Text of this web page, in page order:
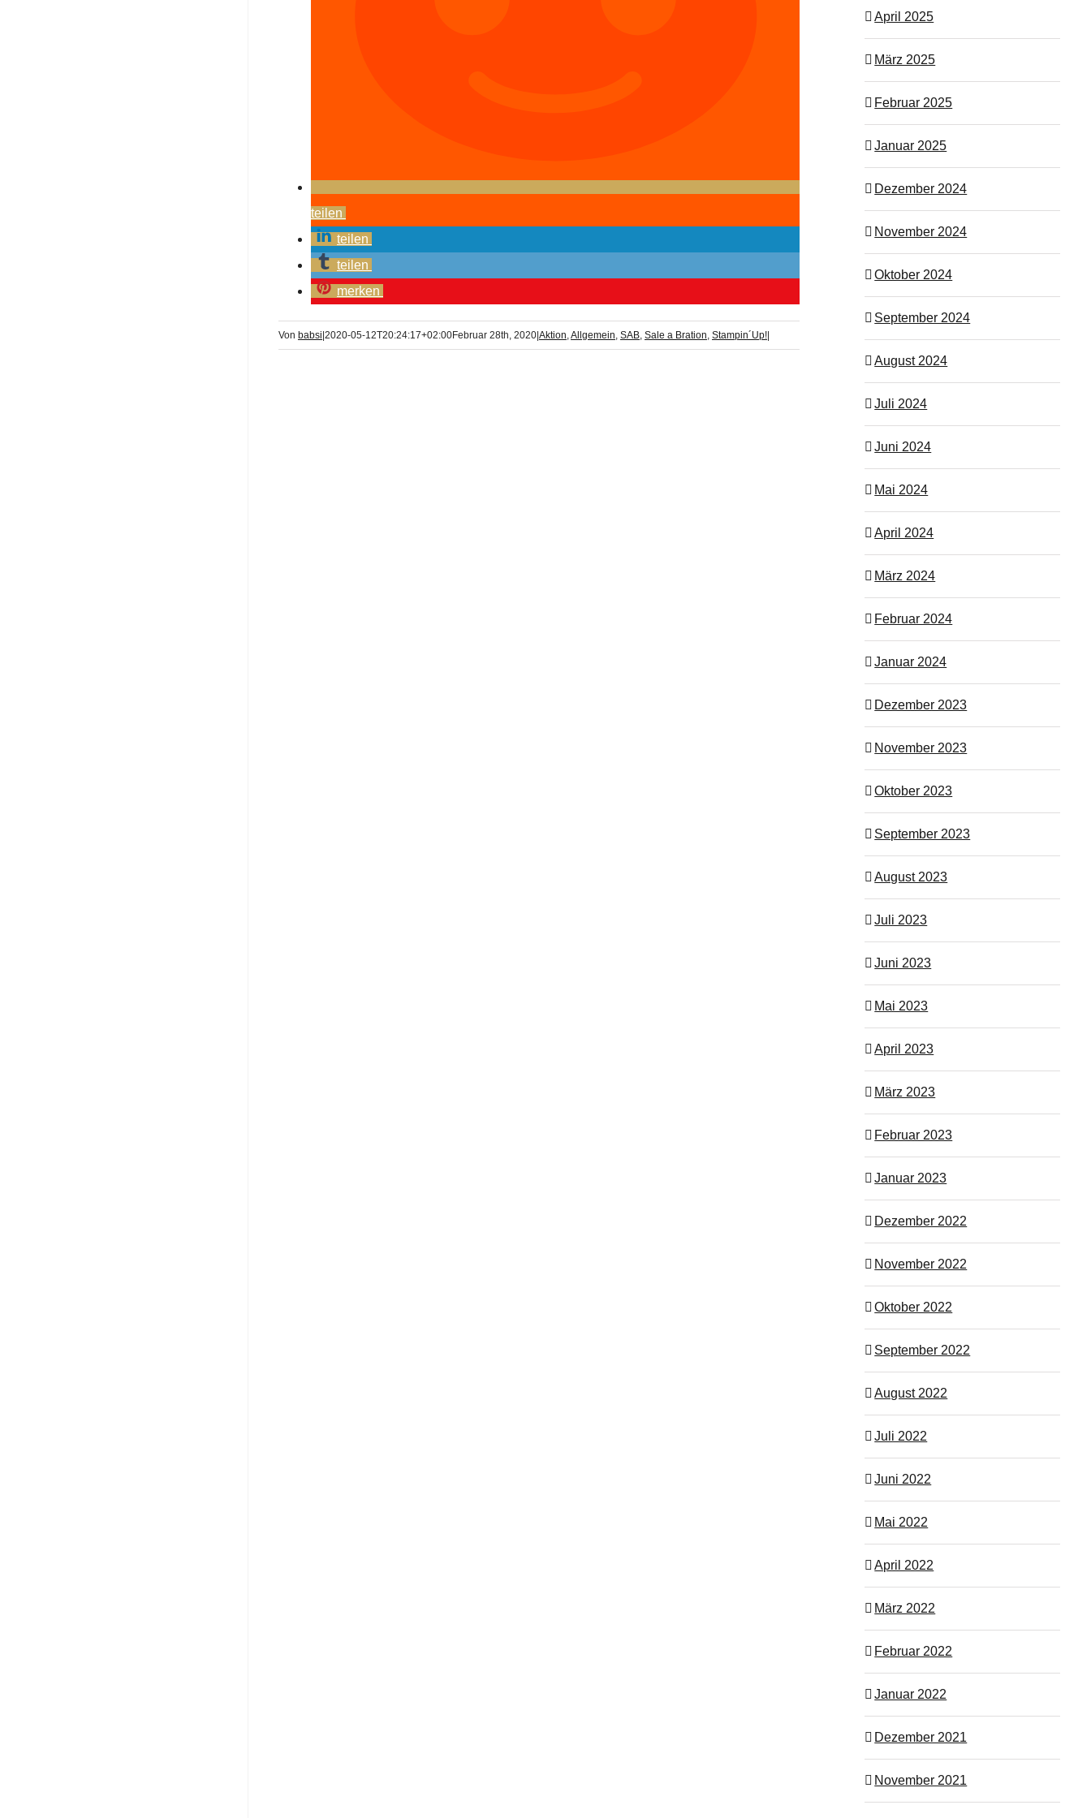
teilen
teilen
teilen
merken
Von babsi|2020-05-12T20:24:17+02:00Februar 28th, 2020|Aktion,Allgemein, SAB, Sale a Bration, Stampin´Up!|
April 2025
März 2025
Februar 2025
Januar 2025
Dezember 2024
November 2024
Oktober 2024
September 2024
August 2024
Juli 2024
Juni 2024
Mai 2024
April 2024
März 2024
Februar 2024
Januar 2024
Dezember 2023
November 2023
Oktober 2023
September 2023
August 2023
Juli 2023
Juni 2023
Mai 2023
April 2023
März 2023
Februar 2023
Januar 2023
Dezember 2022
November 2022
Oktober 2022
September 2022
August 2022
Juli 2022
Juni 2022
Mai 2022
April 2022
März 2022
Februar 2022
Januar 2022
Dezember 2021
November 2021